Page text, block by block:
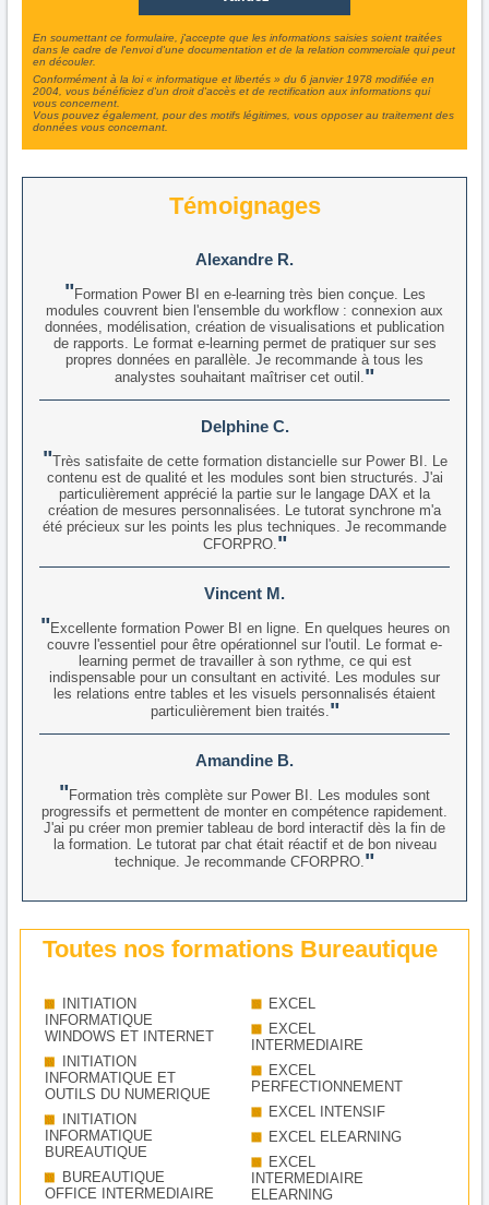
En soumettant ce formulaire, j'accepte que les informations saisies soient traitées
dans le cadre de l'envoi d'une documentation et de la relation commerciale qui peut
en découler.
Conformément à la loi « informatique et libertés » du 6 janvier 1978 modifiée en
2004, vous bénéficiez d'un droit d'accès et de rectification aux informations qui
vous concernent.
Vous pouvez également, pour des motifs légitimes, vous opposer au traitement des
données vous concernant.
Témoignages
Alexandre R.
Formation Power BI en e-learning très bien conçue. Les
modules couvrent bien l'ensemble du workflow : connexion aux
données, modélisation, création de visualisations et publication
de rapports. Le format e-learning permet de pratiquer sur ses
propres données en parallèle. Je recommande à tous les
analystes souhaitant maîtriser cet outil.
Delphine C.
Très satisfaite de cette formation distancielle sur Power BI. Le
contenu est de qualité et les modules sont bien structurés. J'ai
particulièrement apprécié la partie sur le langage DAX et la
création de mesures personnalisées. Le tutorat synchrone m'a
été précieux sur les points les plus techniques. Je recommande
CFORPRO.
Vincent M.
Excellente formation Power BI en ligne. En quelques heures on
couvre l'essentiel pour être opérationnel sur l'outil. Le format e-
learning permet de travailler à son rythme, ce qui est
indispensable pour un consultant en activité. Les modules sur
les relations entre tables et les visuels personnalisés étaient
particulièrement bien traités.
Amandine B.
Formation très complète sur Power BI. Les modules sont
progressifs et permettent de monter en compétence rapidement.
J'ai pu créer mon premier tableau de bord interactif dès la fin de
la formation. Le tutorat par chat était réactif et de bon niveau
technique. Je recommande CFORPRO.
Toutes nos formations Bureautique
INITIATION
INFORMATIQUE
WINDOWS ET INTERNET
INITIATION
INFORMATIQUE ET
OUTILS DU NUMERIQUE
INITIATION
INFORMATIQUE
BUREAUTIQUE
BUREAUTIQUE
OFFICE INTERMEDIAIRE
EXCEL
EXCEL
INTERMEDIAIRE
EXCEL
PERFECTIONNEMENT
EXCEL INTENSIF
EXCEL ELEARNING
EXCEL
INTERMEDIAIRE
ELEARNING